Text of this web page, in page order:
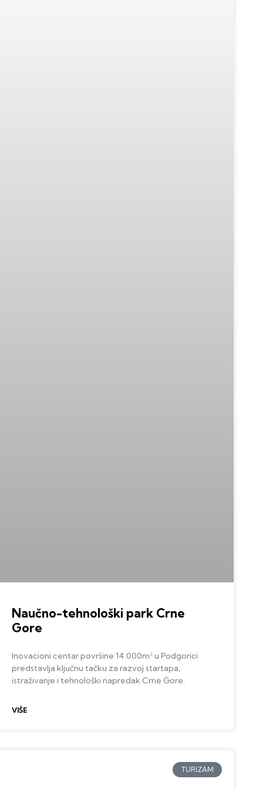
Naučno-tehnološki park Crne
Gore
Inovacioni centar površine 14.000m² u Podgorici
predstavlja ključnu tačku za razvoj startapa,
istraživanje i tehnološki napredak Crne Gore.
VIŠE
TURIZAM